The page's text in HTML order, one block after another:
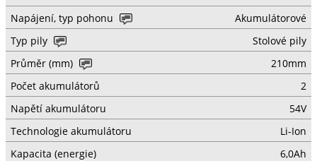
Napájení, typ pohonu
Akumulátorové
Typ pily
Stolové pily
Průměr (mm)
210mm
Počet akumulátorů
2
Napětí akumulátoru
54V
Technologie akumulátoru
Li-Ion
Kapacita (energie)
6,0Ah